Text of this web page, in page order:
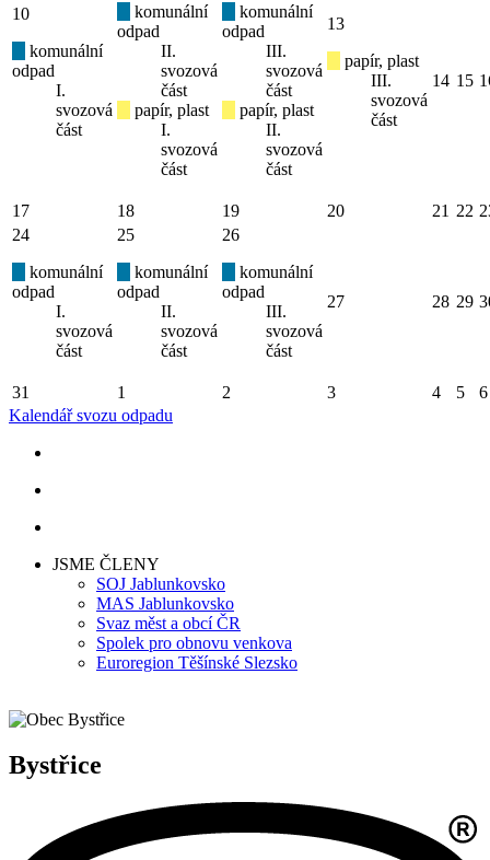
10
komunální
odpad
I.
svozová
část
komunální
odpad
II.
svozová
část
papír, plast
I.
svozová
část
komunální
odpad
III.
svozová
část
papír, plast
II.
svozová
část
13
papír, plast
III.
svozová
část
14 15
17 18 19 20 21 22
24
komunální
odpad
I.
svozová
část
25
komunální
odpad
II.
svozová
část
26
komunální
odpad
III.
svozová
část
27 28 29
31 1 2 3 4 5
6
Kalendář svozu odpadu
JSME ČLENY
SOJ Jablunkovsko
MAS Jablunkovsko
Svaz měst a obcí ČR
Spolek pro obnovu venkova
Euroregion Těšínské Slezsko
Bystřice